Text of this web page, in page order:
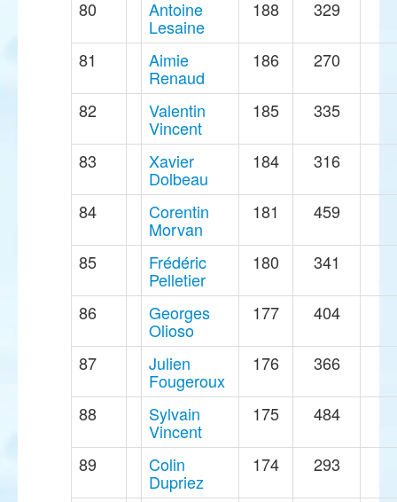
80 Antoine
Lesaine
188 329
81 Aimie
Renaud
186 270
82 Valentin
Vincent
185 335
83 Xavier
Dolbeau
184 316
84 Corentin
Morvan
181 459
85 Frédéric
Pelletier
180 341
86 Georges
Olioso
177 404
87 Julien
Fougeroux
176 366
88 Sylvain
Vincent
175 484
89 Colin
Dupriez
174 293